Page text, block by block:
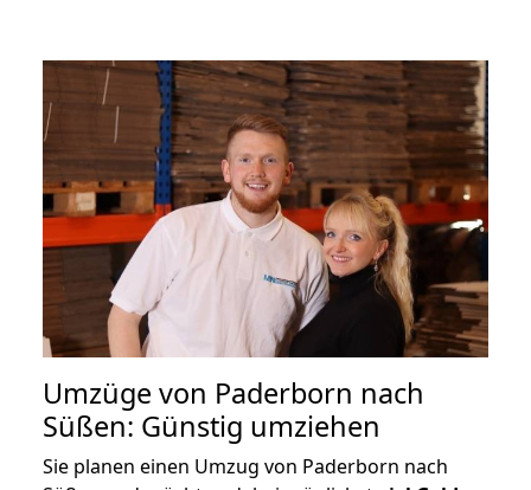
Umzüge von Paderborn nach
Süßen: Günstig umziehen
Sie planen einen Umzug von Paderborn nach